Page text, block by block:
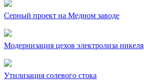
Серный проект на Медном заводе
Модернизация цехов электролиза никеля
Утилизация солевого стока